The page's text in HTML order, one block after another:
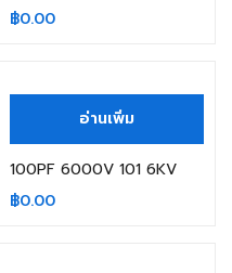
฿0.00
อ่านเพิ่ม
100PF 6000V 101 6KV
฿0.00